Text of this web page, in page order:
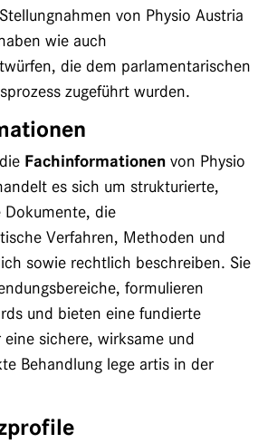
von Physio Austria
wie auch
die dem parlamentarischen
zugeführt wurden.
Fachinformationen von Physio
es sich um strukturierte,
Dokumente, die
Verfahren, Methoden und
sowie rechtlich beschreiben. Sie
formulieren
und bieten eine fundierte
eine sichere, wirksame und
Behandlung lege artis in der